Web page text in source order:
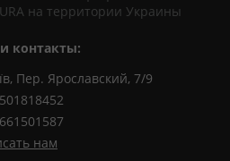
на территории Украины
контакты:
Пер. Ярославский, 7/9
нам